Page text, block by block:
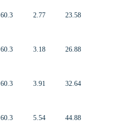
60.3 2.77 23.58
60.3 3.18 26.88
60.3 3.91 32.64
60.3 5.54 44.88